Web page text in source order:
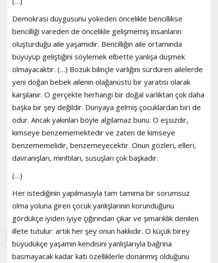
Demokrasi duygusunu yokeden öncelikle bencillikse
bencilliği vareden de öncelikle gelişmemiş insanların
oluşturduğu aile yaşamıdır. Bencilliğin aile ortamında
büyüyüp geliştiğini söylemek elbette yanlışa düşmek
olmayacaktır. (…) Bozuk bilinçle varlığını sürdüren ailelerde
yeni doğan bebek ailenin olağanüstü bir yaratısı olarak
karşılanır. O gerçekte herhangi bir doğal varlıktan çok daha
başka bir şey değildir. Dünyaya gelmiş çocuklardan biri de
odur. Ancak yakınları böyle algılamaz bunu. O eşsizdir,
kimseye benzememektedir ve zaten de kimseye
benzememelidir, benzemeyecektir. Onun gözleri, elleri,
davranışları, mırıltıları, susuşları çok başkadır.
(…)
Her istediğinin yapılmasıyla tam tamıma bir sorumsuz
olma yoluna giren çocuk yanlışlarının korunduğunu
gördükçe iyiden iyiye çığırından çıkar ve şımarıklık denilen
illete tutulur: artık her şey onun hakkıdır. O küçük birey
büyüdükçe yaşamın kendisini yanlışlarıyla bağrına
basmayacak kadar katı özelliklerle donanmış olduğunu